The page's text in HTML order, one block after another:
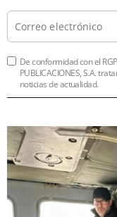
De conformidad con el
PUBLICACIONES, S.A.
noticias de actualidad.